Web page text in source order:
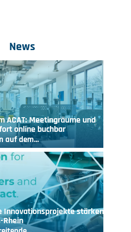
News
ACAT: Meetingräume und
online buchbar
auf dem…
Innovationsprojekte stärken
Rhein